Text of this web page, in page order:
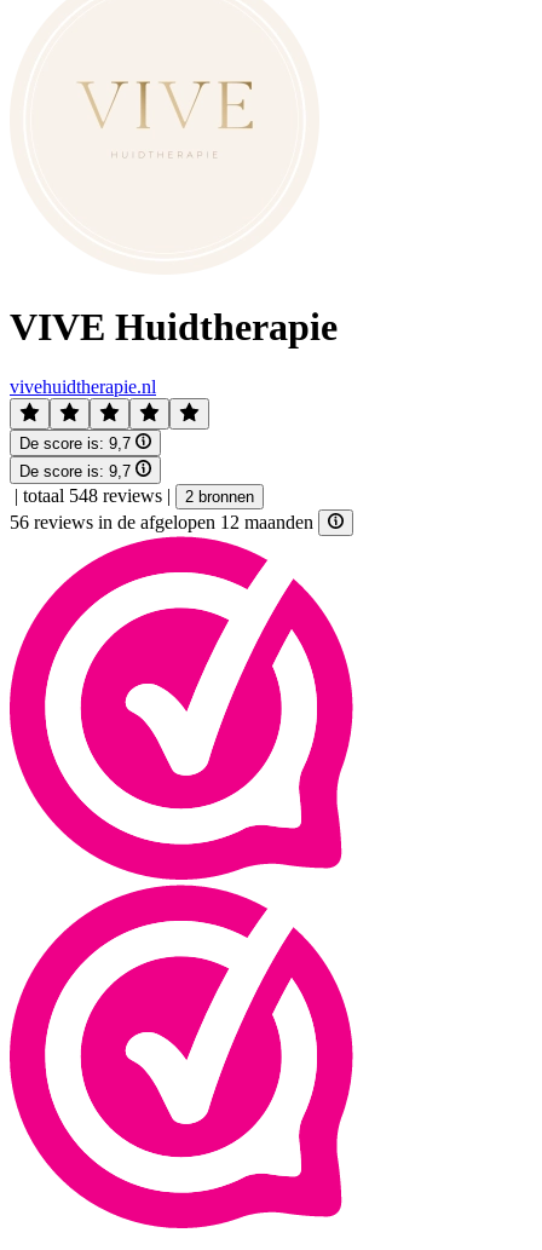
VIVE Huidtherapie
vivehuidtherapie.nl
De score is: 9,7
De score is: 9,7
| totaal 548 reviews | 2 bronnen
56 reviews in de afgelopen 12 maanden